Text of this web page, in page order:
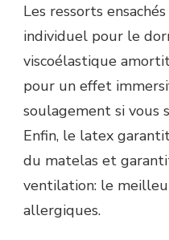
Les ressorts
individuel pour le
viscoélastique
pour un effet
soulagement si vous
Enfin, le latex
du matelas et
ventilation: le
allergiques.